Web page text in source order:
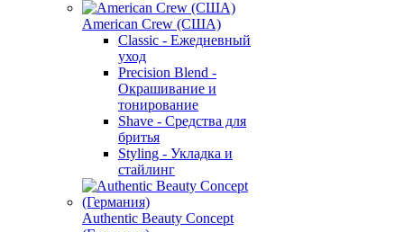
American Crew (США)
Classic - Ежедневный
уход
Precision Blend -
Окрашивание и
тонирование
Shave - Средства для
бритья
Styling - Укладка и
стайлинг
Authentic Beauty Concept